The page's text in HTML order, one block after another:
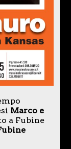
Marco e
a Fubine